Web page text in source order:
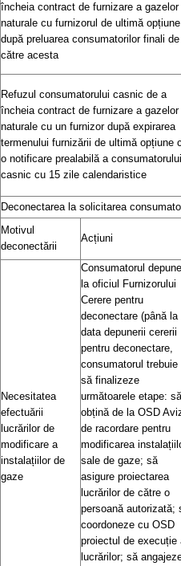
încheia contract de furnizare a gazelor
naturale cu furnizorul de ultimă opțiune
după preluarea consumatorilor finali de
către acesta
Refuzul consumatorului casnic de a
încheia contract de furnizare a gazelor
naturale cu un furnizor după expirarea
termenului furnizării de ultimă opțiune
o notificare prealabilă a consumatorului
casnic cu 15 zile calendaristice
Deconectarea la solicitarea
Motivul
deconectării
Acțiuni
Necesitatea
efectuării
lucrărilor de
modificare a
instalațiilor de
gaze
Consumatorul depune
la oficiul Furnizorului
Cerere pentru
deconectare (până la
data depunerii cererii
pentru deconectare,
consumatorul trebuie
să finalizeze
următoarele etape: să
obțină de la OSD
de racordare pentru
modificarea
sale de gaze; să
asigure proiectarea
lucrărilor de către o
persoană autorizată;
coordoneze cu OSD
proiectul de execuție
lucrărilor; să